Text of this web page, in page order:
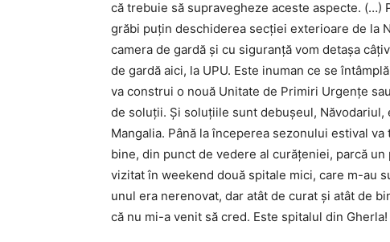
că trebuie să supravegheze aceste aspecte. (…)
grăbi puţin deschiderea secţiei exterioare de la
camera de gardă şi cu siguranţă vom detaşa
de gardă aici, la UPU. Este inuman ce se
va construi o nouă Unitate de Primiri Urgenţe
de soluţii. Şi soluţiile sunt debuşeul,
Mangalia. Până la începerea sezonului estival
bine, din punct de vedere al curăţeniei, parcă un
vizitat în weekend două spitale mici, care m-au
unul era nerenovat, dar atât de curat şi atât de
că nu mi-a venit să cred. Este spitalul din Gherla!